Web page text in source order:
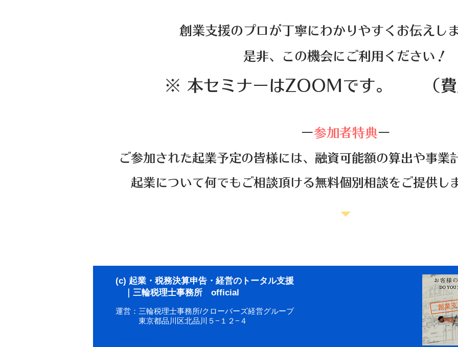
創業支援のプロが丁寧にわかりやすくお伝えし
是非、この機会にご利用ください！
※ 本セミナーはZOOMです。 （
ー参加者特典ー
ご参加された起業予定の皆様には、融資可能額の算出や事業
起業について何でもご相談頂ける無料個別相談をご提供し
(c) 起業・税務決算申告・経営のトータル支援
｜三輪税理士事務所 official
運営：三輪税理士事務所/クローバーズ経営グループ
東京都品川区北品川５−１２−４